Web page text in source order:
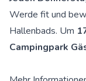
Werde fit und
Hallenbads. Um
Campingpark